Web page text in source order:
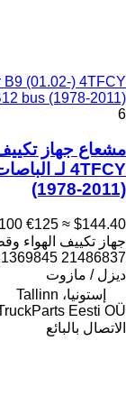
bus (1978-2011)
6
(1978-2011)
€125 ≈ $144.40
جهاز تكييف الهواء
21486837
ديزل / مازوت
إستونيا، Tallinn
Eesti OÜ
الاتصال بالبائع